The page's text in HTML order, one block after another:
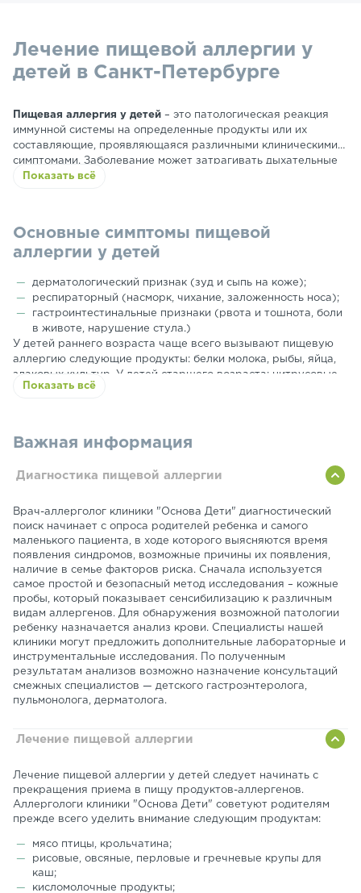
Лечение пищевой аллергии у
детей в Санкт-Петербурге
Пищевая аллергия у детей – это патологическая реакция
иммунной системы на определенные продукты или их
составляющие, проявляющаяся различными клиническими
симптомами. Заболевание может затрагивать дыхательные
пути, пищеварительный тракт, кожные покровы, а также
Показать всё
Основные симптомы пищевой
аллергии у детей
дерматологический признак (зуд и сыпь на коже);
респираторный (насморк, чихание, заложенность носа);
гастроинтестинальные признаки (рвота и тошнота, боли
в животе, нарушение стула.)
У детей раннего возраста чаще всего вызывают пищевую
аллергию следующие продукты: белки молока, рыбы, яйца,
злаковых культур. У детей старшего возраста: цитрусовые,
шоколадные изделия, клубника, специи и экзотические
Показать всё
Важная информация
Диагностика пищевой аллергии
Врач-аллерголог клиники "Основа Дети" диагностический
поиск начинает с опроса родителей ребенка и самого
маленького пациента, в ходе которого выясняются время
появления синдромов, возможные причины их появления,
наличие в семье факторов риска. Сначала используется
самое простой и безопасный метод исследования – кожные
пробы, который показывает сенсибилизацию к различным
видам аллергенов. Для обнаружения возможной патологии
ребенку назначается анализ крови. Специалисты нашей
клиники могут предложить дополнительные лабораторные и
инструментальные исследования. По полученным
результатам анализов возможно назначение консультаций
смежных специалистов — детского гастроэнтеролога,
пульмонолога, дерматолога.
Лечение пищевой аллергии
Лечение пищевой аллергии у детей следует начинать с
прекращения приема в пищу продуктов-аллергенов.
Аллергологи клиники "Основа Дети" советуют родителям
прежде всего уделить внимание следующим продуктам:
мясо птицы, крольчатина;
рисовые, овсяные, перловые и гречневые крупы для
каш;
кисломолочные продукты;